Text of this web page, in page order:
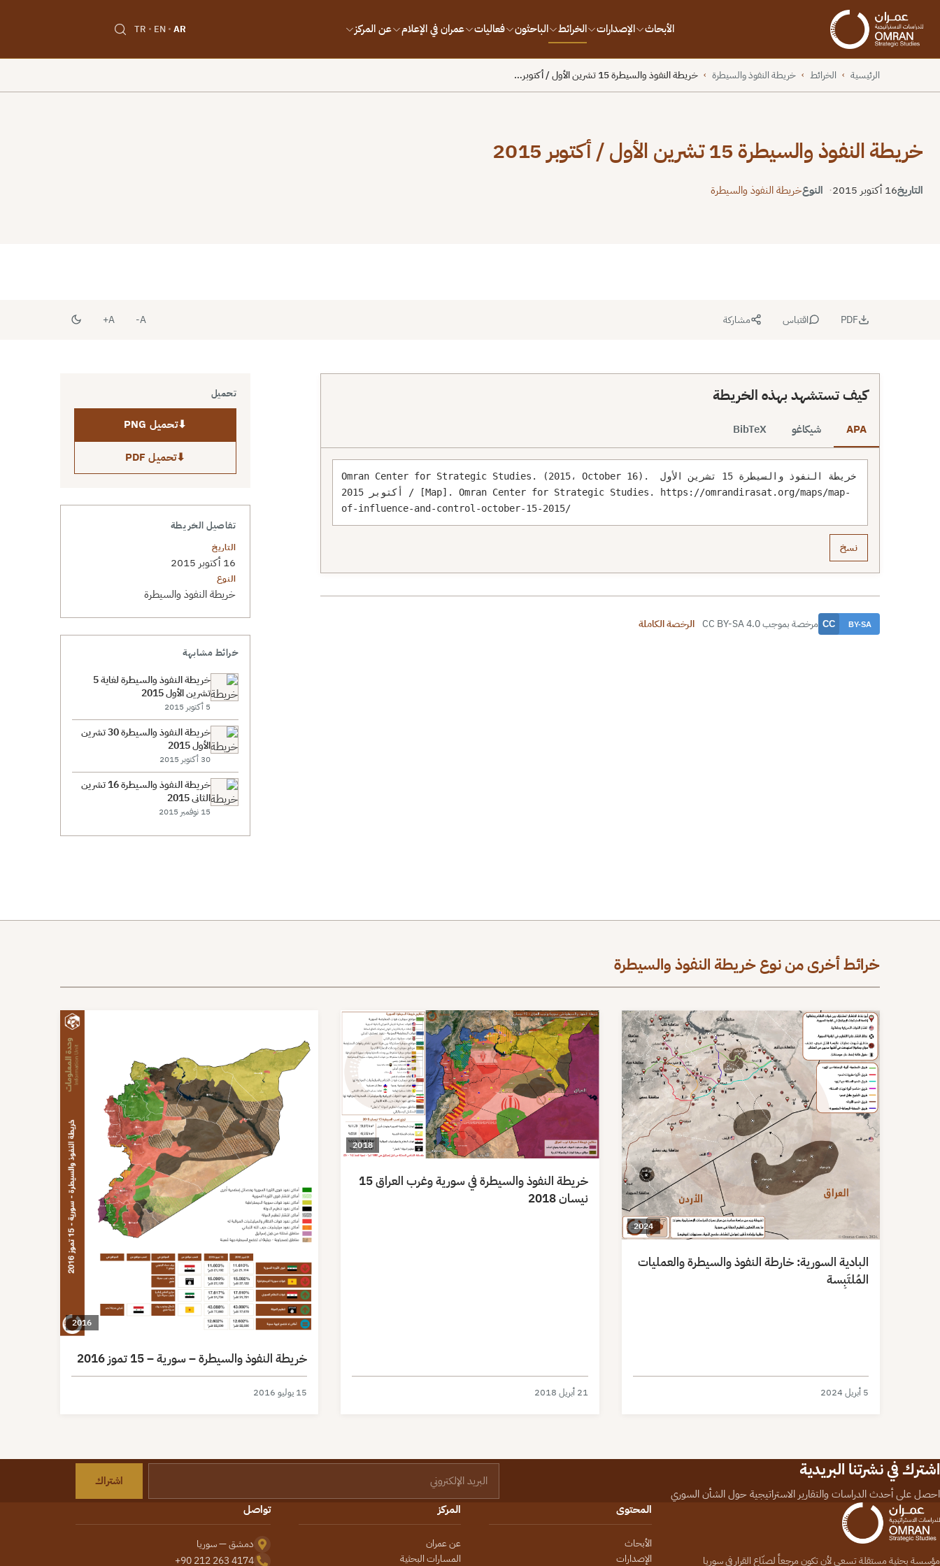
الأبحاث الإصدارات الخرائط الباحثون فعاليات عمران في الإعلام عن المركز AR
EN
TR
الرئيسية › الخرائط › خريطة النفوذ والسيطرة › خريطة النفوذ والسيطرة 15 تشرين الأول / أكتوبر…
خريطة النفوذ والسيطرة 15 تشرين الأول / أكتوبر 2015
التاريخ16 أكتوبر 2015 النوعخريطة النفوذ والسيطرة
PDF اقتباس مشاركة A-
A+
كيف تستشهد بهذه الخريطة
APA شيكاغو BibTeX
Omran Center for Strategic Studies. (2015، October 16). خريطة النفوذ والسيطرة 15 تشرين الأول
/ أكتوبر 2015 [Map]. Omran Center for Strategic Studies. https://omrandirasat.org/maps/map-
of-influence-and-control-october-15-2015/
نسخ
مرخصة بموجب CC BY-SA 4.0 الرخصة الكاملة
تحميل
⬇تحميل PNG
⬇تحميل PDF
تفاصيل الخريطة
التاريخ
16 أكتوبر 2015
النوع
خريطة النفوذ والسيطرة
خرائط مشابهة
خريطة النفوذ والسيطرة لغاية 5
تشرين الأول 2015
5 أكتوبر 2015
خريطة النفوذ والسيطرة 30 تشرين
الأول 2015
30 أكتوبر 2015
خريطة النفوذ والسيطرة 16 تشرين
الثاني 2015
15 نوفمبر 2015
خرائط أخرى من نوع خريطة النفوذ والسيطرة
2024
البادية السورية: خارطة النفوذ والسيطرة والعمليات
المُلتَبِسة
5 أبريل 2024
2018
خريطة النفوذ والسيطرة في سورية وغرب العراق 15
نيسان 2018
21 أبريل 2018
2016
خريطة النفوذ والسيطرة – سورية – 15 تموز 2016
15 يوليو 2016
اشترك في نشرتنا البريدية
احصل على أحدث الدراسات والتقارير الاستراتيجية حول الشأن السوري
اشتراك
مؤسسة بحثية مستقلة تسعى لأن تكون مرجعاً لصنّاع القرار في سوريا
المحتوى
الأبحاث
الإصدارات
المركز
عن عمران
المسارات البحثية
تواصل
دمشق — سوريا
+90 212 263 4174